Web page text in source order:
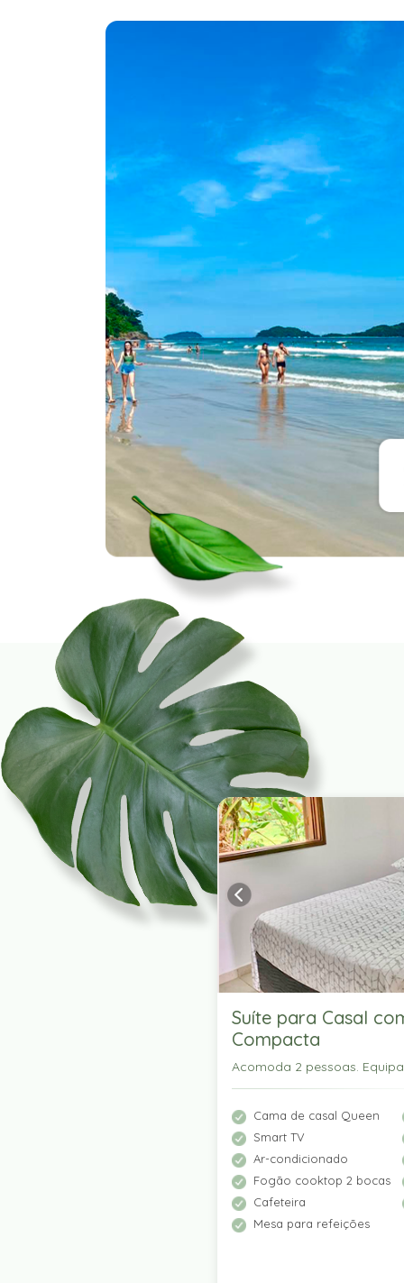
Suíte para Casal
Compacta
Acomoda 2 pessoas.
Cama de casal Queen
Smart TV
Ar-condicionado
Fogão cooktop 2 bocas
Cafeteira
Mesa para refeições